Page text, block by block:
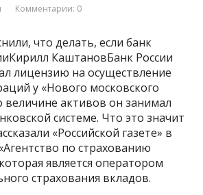
Комментарии: 0
что делать, если банк
КаштановБанк России
лицензию на осуществление
у «Нового московского
активов он занимал
системе. Что это значит
«Российской газете» в
по страхованию
является оператором
страхования вкладов.